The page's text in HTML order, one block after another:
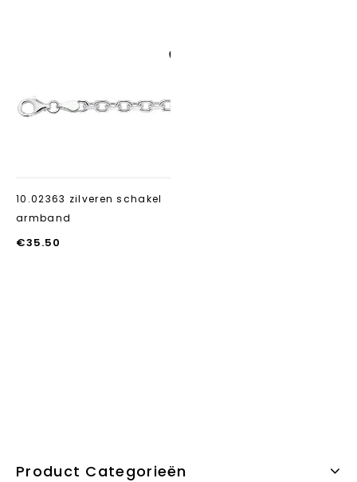
10.02363 zilveren schakel
armband
€35.50
Product Categorieën